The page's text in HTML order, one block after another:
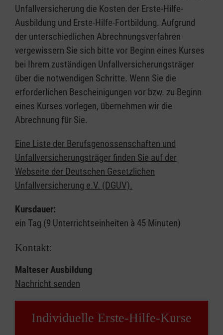
Unfallversicherung die Kosten der Erste-Hilfe-
Ausbildung und Erste-Hilfe-Fortbildung. Aufgrund
der unterschiedlichen Abrechnungsverfahren
vergewissern Sie sich bitte vor Beginn eines Kurses
bei Ihrem zuständigen Unfallversicherungsträger
über die notwendigen Schritte. Wenn Sie die
erforderlichen Bescheinigungen vor bzw. zu Beginn
eines Kurses vorlegen, übernehmen wir die
Abrechnung für Sie.
Eine Liste der Berufsgenossenschaften und
Unfallversicherungsträger finden Sie auf der
Webseite der Deutschen Gesetzlichen
Unfallversicherung e.V. (DGUV).
Kursdauer:
ein Tag (9 Unterrichtseinheiten à 45 Minuten)
Kontakt:
Malteser Ausbildung
Nachricht senden
Individuelle Erste-Hilfe-Kurse